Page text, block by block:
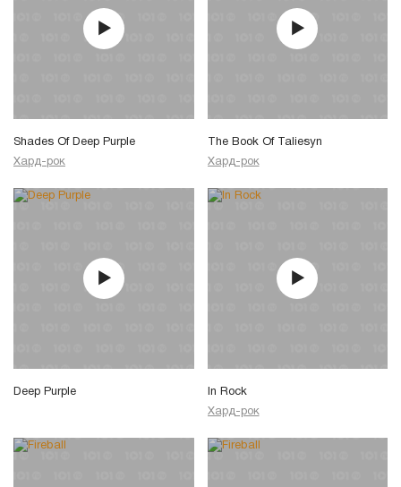
Shades Of Deep Purple
Хард-рок
The Book Of Taliesyn
Хард-рок
Deep Purple
In Rock
Хард-рок